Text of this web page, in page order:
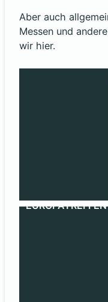
Aber auch
Messen und
wir hier.
EUROPATREFFEN